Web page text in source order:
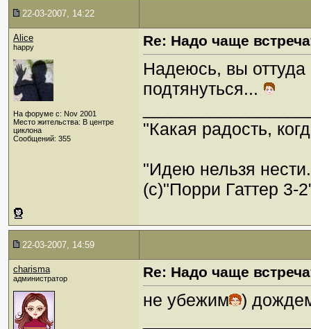
22-03-2007, 14:22
Alice
happy
На форуме с: Nov 2001
Место жительства: В центре
циклона
Сообщений: 355
Re: Надо чаще
Надеюсь, вы оттуда
подтянуться...
"Какая радость,
"Идею нельзя
(c)"Порри Гаттер 3-
22-03-2007, 14:59
charisma
администратор Re: Надо чаще
не убежим
)